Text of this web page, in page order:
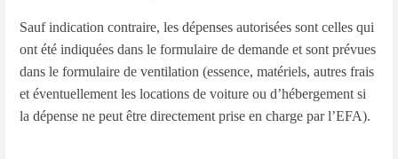
Sauf indication contraire, les dépenses autorisées sont celles qui
ont été indiquées dans le formulaire de demande et sont prévues
dans le formulaire de ventilation (essence, matériels, autres frais
et éventuellement les locations de voiture ou d’hébergement si
la dépense ne peut être directement prise en charge par l’EFA).